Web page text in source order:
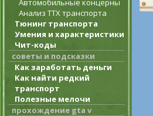
Автомобильные концерны
Анализ ТТХ транспорта
Тюнинг транспорта
Умения и характеристики
Чит-коды
советы и подсказки
Как заработать деньги
Как найти редкий
транспорт
Полезные мелочи
прохождение gta v